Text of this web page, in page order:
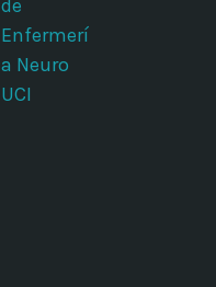
de
Enfermerí
a Neuro
UCI